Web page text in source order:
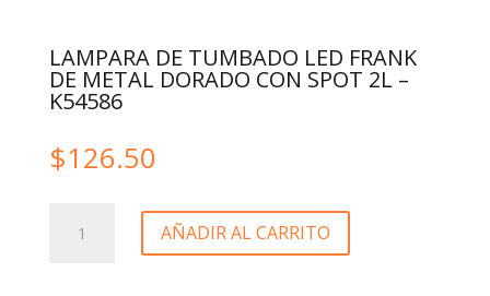
LAMPARA DE TUMBADO LED FRANK
DE METAL DORADO CON SPOT 2L –
K54586
$126.50
AÑADIR AL CARRITO